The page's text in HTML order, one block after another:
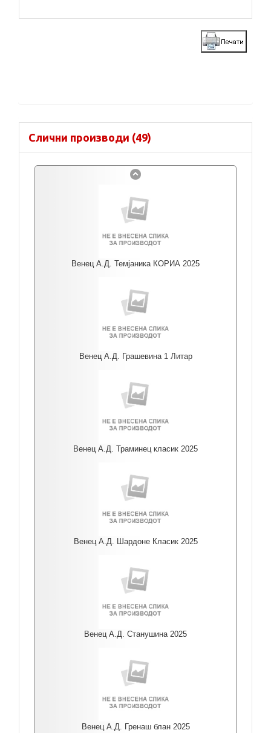
Слични производи (49)
Венец А.Д. Темјаника КОРИА 2025
Венец А.Д. Грашевина 1 Литар
Венец А.Д. Траминец класик 2025
Венец А.Д. Шардоне Класик 2025
Венец А.Д. Станушина 2025
Венец А.Д. Гренаш блан 2025